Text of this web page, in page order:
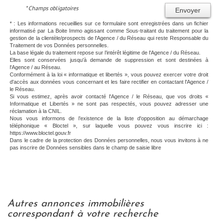
Envoyer
* Champs obligatoires
* : Les informations recueillies sur ce formulaire sont enregistrées dans un fichier
informatisé par La Boite Immo agissant comme Sous-traitant du traitement pour la
gestion de la clientèle/prospects de l'Agence / du Réseau qui reste Responsable du
Traitement de vos Données personnelles.
La base légale du traitement repose sur l’intérêt légitime de l'Agence / du Réseau.
Elles sont conservées jusqu'à demande de suppression et sont destinées à
l'Agence / au Réseau.
Conformément à la loi « informatique et libertés », vous pouvez exercer votre droit
d'accès aux données vous concernant et les faire rectifier en contactant l'Agence /
le Réseau.
Si vous estimez, après avoir contacté l'Agence / le Réseau, que vos droits «
Informatique et Libertés » ne sont pas respectés, vous pouvez adresser une
réclamation à la CNIL.
Nous vous informons de l’existence de la liste d'opposition au démarchage
téléphonique « Bloctel », sur laquelle vous pouvez vous inscrire ici :
https://www.bloctel.gouv.fr
Dans le cadre de la protection des Données personnelles, nous vous invitons à ne
pas inscrire de Données sensibles dans le champ de saisie libre
autres annonces immobilières
correspondant à votre recherche